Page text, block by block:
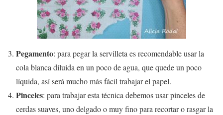
Pegamento: para pegar la servilleta es recomendable usar la
cola blanca diluida en un poco de agua, que quede un poco
líquida, así será mucho más fácil trabajar el papel.
Pinceles: para trabajar esta técnica debemos usar pinceles de
cerdas suaves, uno delgado o muy fino para recortar o rasgar la